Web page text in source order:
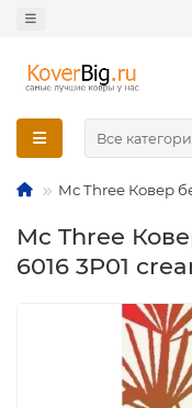
Все
Mc Three Ковер
Mc Three
6016 3P01